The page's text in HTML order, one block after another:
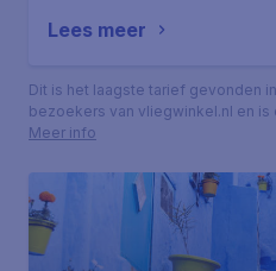
Lees meer
Dit is het laagste tarief gevonden
bezoekers van vliegwinkel.nl en
Meer info